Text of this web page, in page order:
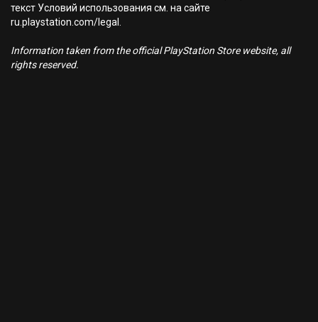
текст Условий использования см. на сайте
ru.playstation.com/legal.
Information taken from the official PlayStation Store website, all
rights reserved.